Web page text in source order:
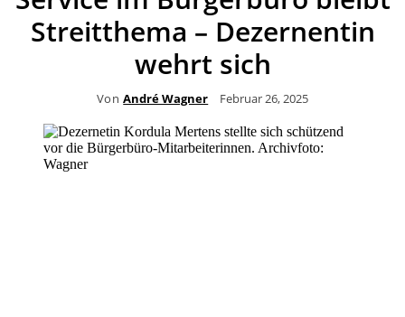
Streitthema – Dezernentin
wehrt sich
Von André Wagner Februar 26, 2025